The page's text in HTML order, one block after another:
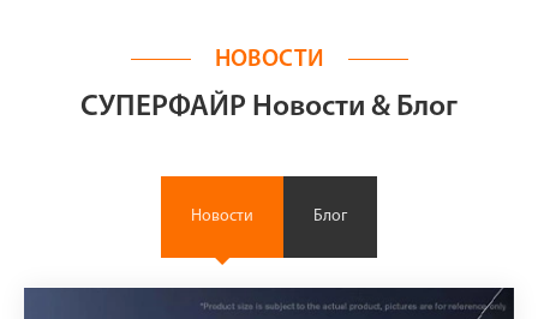
НОВОСТИ
СУПЕРФАЙР Новости & Блог
Новости Блог